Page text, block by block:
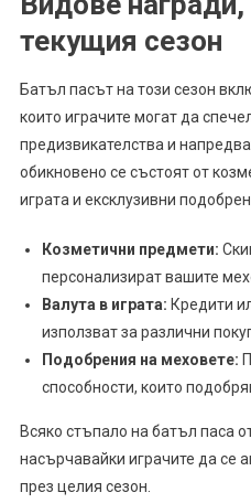
текущия сезон
Батъл пасът на този сезон
които играчите могат да
предизвикателства и
обикновено се състоят от
играта и ексклузивни
Козметични предмети:
персонализират вашите
Валута в играта: Кредити
използват за различни
Подобрения на меховете:
способности, които
Всяко стъпало на батъл паса
насърчавайки играчите да се
през целия сезон.